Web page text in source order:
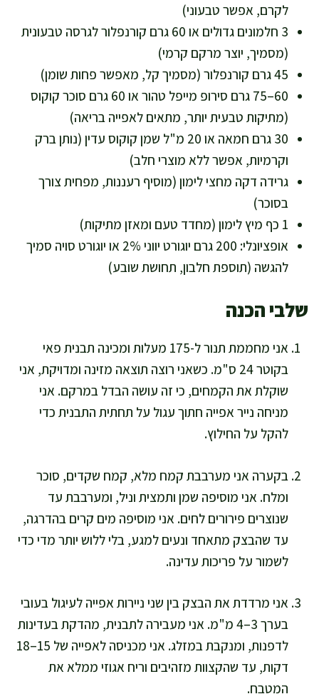
לקרם, אפשר טבעוני)
3 חלמונים גדולים או 60 גרם קורנפלור לגרסה טבעונית
(מסמיך, יוצר מרקם קרמי)
45 גרם קורנפלור (מסמיך קל, מאפשר פחות שומן)
60–75 גרם סירופ מייפל טהור או 60 גרם סוכר קוקוס
(מתיקות טבעית יותר, מתאים לאפייה בריאה)
30 גרם חמאה או 20 מ"ל שמן קוקוס עדין (נותן ברק
וקרמיות, אפשר ללא מוצרי חלב)
גרידה דקה מחצי לימון (מוסיף רעננות, מפחית צורך
בסוכר)
1 כף מיץ לימון (מחדד טעם ומאזן מתיקות)
אופציונלי: 200 גרם יוגורט יווני 2% או יוגורט סויה סמיך
להגשה (תוספת חלבון, תחושת שובע)
שלבי הכנה
אני מחממת תנור ל-175 מעלות ומכינה תבנית פאי
בקוטר 24 ס"מ. כשאני רוצה תוצאה מזינה ומדויקת, אני
שוקלת את הקמחים, כי זה עושה הבדל במרקם. אני
מניחה נייר אפייה חתוך עגול על תחתית התבנית כדי
להקל על החילוץ.
בקערה אני מערבבת קמח מלא, קמח שקדים, סוכר
ומלח. אני מוסיפה שמן ותמצית וניל, ומערבבת עד
שנוצרים פירורים לחים. אני מוסיפה מים קרים בהדרגה,
עד שהבצק מתאחד ונעים למגע, בלי ללוש יותר מדי כדי
לשמור על פריכות עדינה.
אני מרדדת את הבצק בין שני ניירות אפייה לעיגול בעובי
בערך 3–4 מ"מ. אני מעבירה לתבנית, מהדקת בעדינות
לדפנות, ומנקבת במזלג. אני מכניסה לאפייה של 15–18
דקות, עד שהקצוות מזהיבים וריח אגוזי ממלא את
המטבח.